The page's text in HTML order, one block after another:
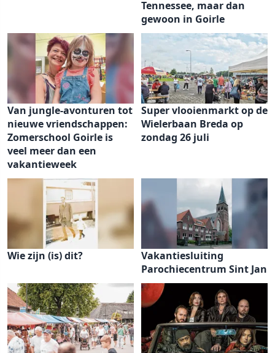
Tennessee, maar dan
gewoon in Goirle
Van jungle-avonturen tot
nieuwe vriendschappen:
Zomerschool Goirle is
veel meer dan een
vakantieweek
Super vlooienmarkt op de
Wielerbaan Breda op
zondag 26 juli
Wie zijn (is) dit?
Vakantiesluiting
Parochiecentrum Sint Jan